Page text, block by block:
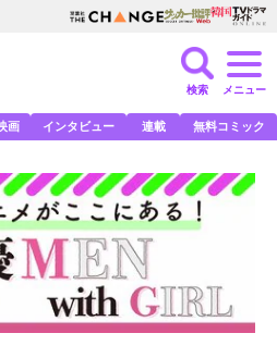
検索 メニュー
画 インタビュー 連載 無料コミック